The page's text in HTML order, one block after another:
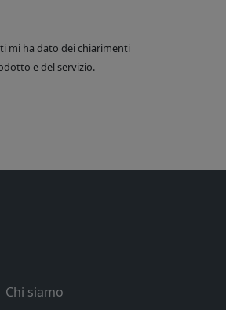
mi ha dato dei chiarimenti
e del servizio.
Chi siamo